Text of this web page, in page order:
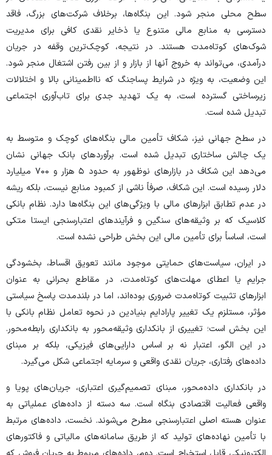
سطح محلی منجر شود. این بنگاه‌ها، برخلاف شرکت‌های بزرگ، فاقد
دسترسی به منابع مالی متنوع یا ذخایر نقدی کافی برای مدیریت
شوک‌های کوتاه‌مدت هستند. در نتیجه، کوچک‌ترین وقفه در جریان
درآمدی، می‌تواند به خروج آنها از بازار و از بین رفتن اشتغال منجر شود.
این وضعیت، به ویژه در شرایط پساجنگ که نااطمینانی بالا و اختلالات
زیرساختی گسترده است، به یک تهدید جدی برای تاب‌آوری اجتماعی
تبدیل شده است.
در سطح جهانی نیز، شکاف تأمین مالی بنگاه‌های کوچک و متوسط به
یک چالش ساختاری تبدیل شده است. برآورد‌های بانک جهانی نشان
می‌دهد این شکاف در بازار‌های نوظهور به حدود ۵ هزار و ۷۰۰ میلیارد
دلار رسیده است. این شکاف، صرفاً ناشی از کمبود منابع نیست، بلکه ریشه
در عدم تطابق ابزار‌های مالی با ویژگی‌های این بنگاه‌ها دارد. نظام بانکی
کلاسیک که بر وثیقه‌های سنگین و فرآیند‌های اعتبارسنجی ایستا متکی
است، اساساً برای تأمین مالی این بخش طراحی نشده است.
در ایران، سیاست‌های حمایتی موجود مانند تعویق اقساط، بخشودگی
جرایم یا اعطای مهلت‌های کوتاه‌مدت، در مقاطع بحرانی به عنوان
ابزار‌های تثبیت کوتاه‌مدت ضروری بوده‌اند، اما در بلندمدت پاسخ سیاستی
مؤثر، مستلزم یک تغییر پارادایم بنیادین در نحوه تعامل نظام بانکی با
این بخش است؛ تغییری از بانکداری وثیقه‌محور به بانکداری رابطه‌محور.
در این الگو، اعتبار نه بر اساس دارایی‌های فیزیکی، بلکه بر مبنای
داده‌های رفتاری، جریان نقدی واقعی و سرمایه اجتماعی شکل می‌گیرد.
در بانکداری داده‌محور، مبنای تصمیم‌گیری اعتباری، جریان‌های پویا و
واقعی فعالیت اقتصادی بنگاه است. سه دسته از داده‌های عملیاتی به
عنوان هسته اصلی اعتبارسنجی مطرح می‌شوند. نخست، داده‌های مرتبط
با تأمین نهاده‌های تولید که از طریق سامانه‌های مالیاتی و فاکتور‌های